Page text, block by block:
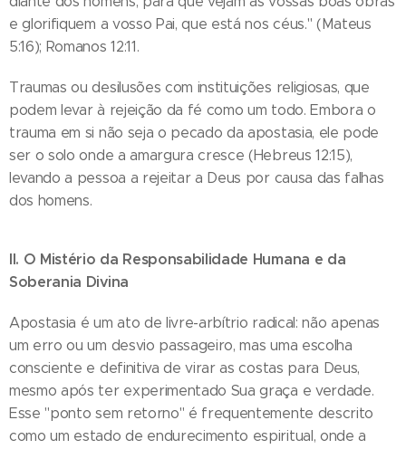
e glorifiquem a vosso Pai, que está nos céus." (Mateus
5:16); Romanos 12:11.
Traumas ou desilusões com instituições religiosas, que
podem levar à rejeição da fé como um todo. Embora o
trauma em si não seja o pecado da apostasia, ele pode
ser o solo onde a amargura cresce (Hebreus 12:15),
levando a pessoa a rejeitar a Deus por causa das falhas
dos homens.
II. O Mistério da Responsabilidade Humana e da
Soberania Divina
Apostasia é um ato de livre-arbítrio radical: não apenas
um erro ou um desvio passageiro, mas uma escolha
consciente e definitiva de virar as costas para Deus,
mesmo após ter experimentado Sua graça e verdade.
Esse "ponto sem retorno" é frequentemente descrito
como um estado de endurecimento espiritual, onde a